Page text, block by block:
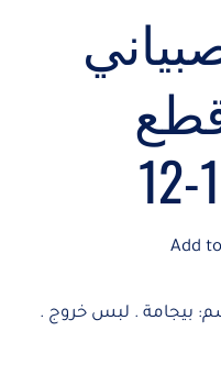
Add
بيجامة . لبس خروج .